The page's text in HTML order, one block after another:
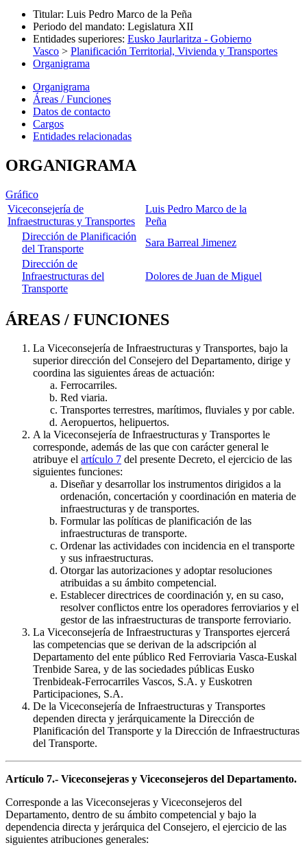
Titular: Luis Pedro Marco de la Peña
Periodo del mandato: Legislatura XII
Entidades superiores: Eusko Jaurlaritza - Gobierno
Vasco > Planificación Territorial, Vivienda y Transportes
Organigrama
Organigrama
Áreas / Funciones
Datos de contacto
Cargos
Entidades relacionadas
ORGANIGRAMA
Gráfico
Viceconsejería de
Infraestructuras y Transportes
Luis Pedro Marco de la
Peña
Dirección de Planificación
del Transporte
Sara Barreal Jimenez
Dirección de
Infraestructuras del
Transporte
Dolores de Juan de Miguel
ÁREAS / FUNCIONES
La Viceconsejería de Infraestructuras y Transportes, bajo la
superior dirección del Consejero del Departamento, dirige y
coordina las siguientes áreas de actuación:
Ferrocarriles.
Red viaria.
Transportes terrestres, marítimos, fluviales y por cable.
Aeropuertos, helipuertos.
A la Viceconsejería de Infraestructuras y Transportes le
corresponde, además de las que con carácter general le
atribuye el artículo 7 del presente Decreto, el ejercicio de las
siguientes funciones:
Diseñar y desarrollar los instrumentos dirigidos a la
ordenación, concertación y coordinación en materia de
infraestructuras y de transportes.
Formular las políticas de planificación de las
infraestructuras de transporte.
Ordenar las actividades con incidencia en el transporte
y sus infraestructuras.
Otorgar las autorizaciones y adoptar resoluciones
atribuidas a su ámbito competencial.
Establecer directrices de coordinación y, en su caso,
resolver conflictos entre los operadores ferroviarios y el
gestor de las infraestructuras de transporte ferroviario.
La Viceconsejería de Infraestructuras y Transportes ejercerá
las competencias que se derivan de la adscripción al
Departamento del ente público Red Ferroviaria Vasca-Euskal
Trenbide Sarea, y de las sociedades públicas Eusko
Trenbideak-Ferrocarriles Vascos, S.A. y Euskotren
Participaciones, S.A.
De la Viceconsejería de Infraestructuras y Transportes
dependen directa y jerárquicamente la Dirección de
Planificación del Transporte y la Dirección de Infraestructuras
del Transporte.
Artículo 7.- Viceconsejeras y Viceconsejeros del Departamento.
Corresponde a las Viceconsejeras y Viceconsejeros del
Departamento, dentro de su ámbito competencial y bajo la
dependencia directa y jerárquica del Consejero, el ejercicio de las
siguientes atribuciones generales: